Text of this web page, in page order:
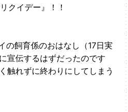
クイデー』！！
の飼育係のおはなし（17日実
宣伝するはずだったのです
触れずに終わりにしてしまう